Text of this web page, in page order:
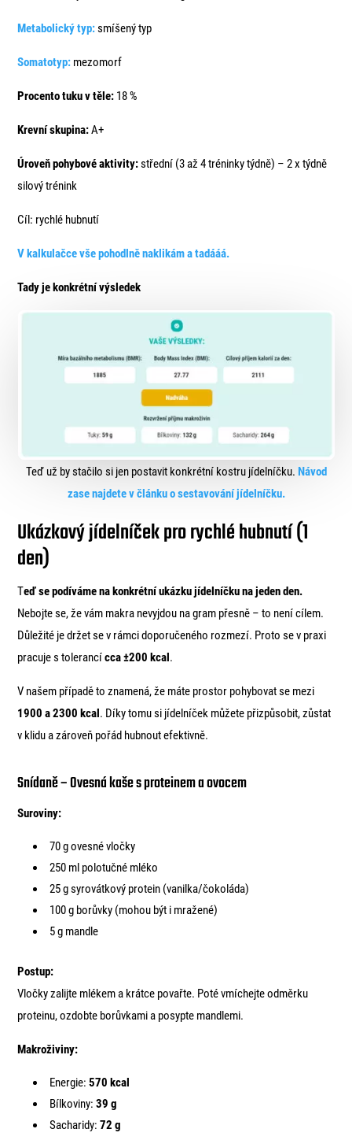
Metabolický typ:smíšený typ
Somatotyp: mezomorf
Procento tuku v těle: 18 %
Krevní skupina:A+
Úroveň pohybové aktivity:střední (3 až 4 tréninky týdně) – 2 x týdně
silový trénink
Cíl: rychlé hubnutí
V kalkulačce vše pohodlně naklikám a tadááá.
Tady je konkrétní výsledek
Teď už by stačilo si jen postavit konkrétní kostru jídelníčku. Návod
zase najdete v článku o sestavování jídelníčku.
Ukázkový jídelníček pro rychlé hubnutí (1
den)
Teď se podíváme na konkrétní ukázku jídelníčku na jeden den.
Nebojte se, že vám makra nevyjdou na gram přesně – to není cílem.
Důležité je držet se v rámci doporučeného rozmezí. Proto se v praxi
pracuje s tolerancícca ±200 kcal.
V našem případě to znamená, že máte prostor pohybovat se mezi
1900 a 2300 kcal. Díky tomu si jídelníček můžete přizpůsobit, zůstat
v klidu a zároveň pořád hubnout efektivně.
Snídaně – Ovesná kaše s proteinem a ovocem
Suroviny:
70 g ovesné vločky
250 ml polotučné mléko
25 g syrovátkový protein (vanilka/čokoláda)
100 g borůvky (mohou být i mražené)
5 g mandle
Postup:
Vločky zalijte mlékem a krátce povařte. Poté vmíchejte odměrku
proteinu, ozdobte borůvkami a posypte mandlemi.
Makroživiny:
Energie:570 kcal
Bílkoviny:39 g
Sacharidy:72 g